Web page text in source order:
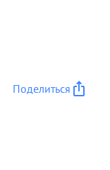
Поделиться